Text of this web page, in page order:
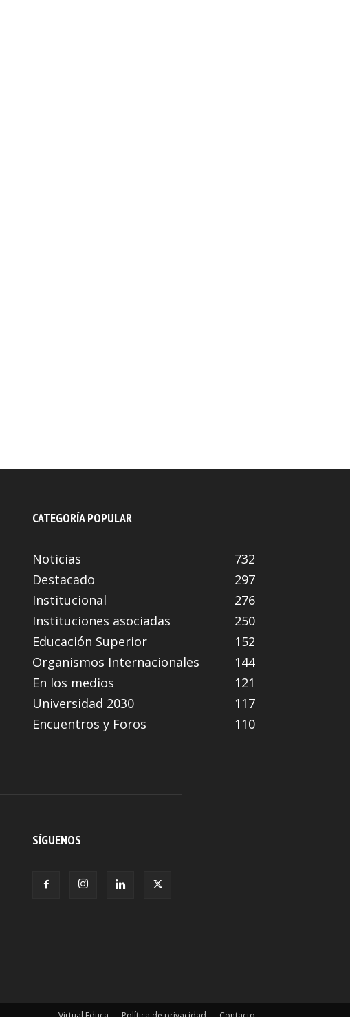
CATEGORÍA POPULAR
Noticias
732
Destacado
297
Institucional
276
Instituciones asociadas
250
Educación Superior
152
Organismos Internacionales
144
En los medios
121
Universidad 2030
117
Encuentros y Foros
110
SÍGUENOS